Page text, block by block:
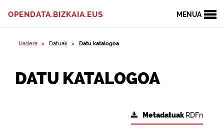
MENUA
OPENDATA.BIZKAIA.EUS
Hasiera Datuak Datu katalogoa
DATU KATALOGOA
Metadatuak RDFn